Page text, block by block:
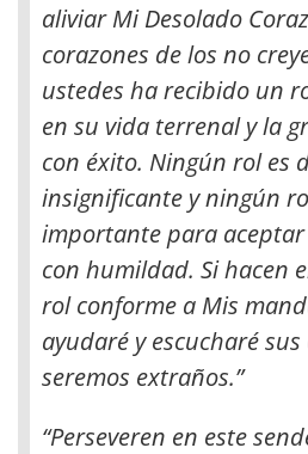
aliviar Mi Desolado
corazones de los no
ustedes ha recibido un
en su vida terrenal y la
con éxito. Ningún rol es
insignificante y ningún
importante para
con humildad. Si hacen
rol conforme a Mis
ayudaré y escucharé
seremos extraños.”
“Perseveren en este